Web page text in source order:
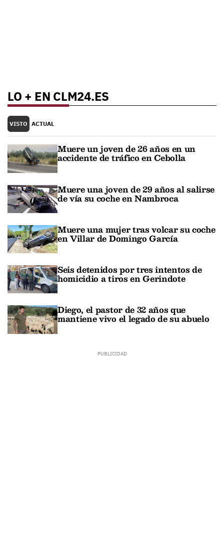
LO + EN CLM24.ES
VISTO ACTUAL
Muere un joven de 26 años en un
accidente de tráfico en Cebolla
Muere una joven de 29 años al salirse
de vía su coche en Nambroca
Muere una mujer tras volcar su coche
en Villar de Domingo García
Seis detenidos por tres intentos de
homicidio a tiros en Gerindote
Diego, el pastor de 32 años que
mantiene vivo el legado de su abuelo